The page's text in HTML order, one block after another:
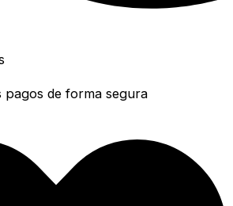
pagos de forma segura